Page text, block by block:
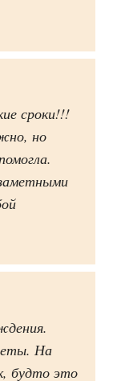
сроки!!!
но
На
будто это